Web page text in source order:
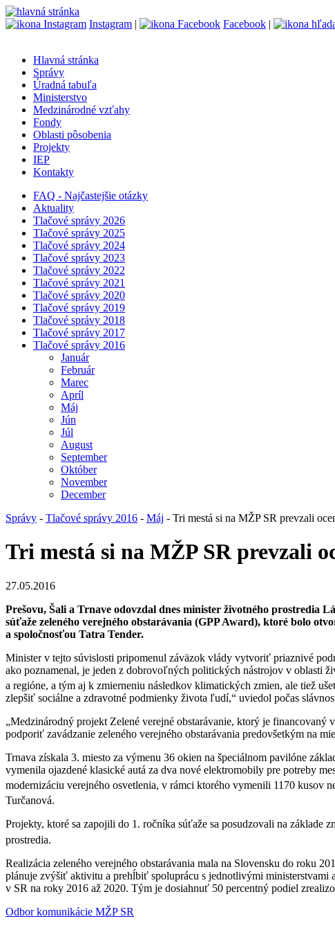
Instagram | Facebook |
Hlavná stránka
Správy
Úradná tabuľa
Ministerstvo
Medzinárodné vzťahy
Fondy
Oblasti pôsobenia
Projekty
IEP
Kontakty
FAQ - Najčastejšie otázky
Aktuality
Tlačové správy 2026
Tlačové správy 2025
Tlačové správy 2024
Tlačové správy 2023
Tlačové správy 2022
Tlačové správy 2021
Tlačové správy 2020
Tlačové správy 2019
Tlačové správy 2018
Tlačové správy 2017
Tlačové správy 2016
Január
Február
Marec
Apríl
Máj
Jún
Júl
August
September
Október
November
December
Správy - Tlačové správy 2016 - Máj - Tri mestá si na MŽP SR prevzali
Tri mestá si na MŽP SR prevzali
27.05.2016
Prešovu, Šali a Trnave odovzdal dnes minister životného prostredia
súťaže zeleného verejného obstarávania (GPP Award), ktoré bolo
a spoločnosťou Tatra Tender.
Minister v tejto súvislosti pripomenul záväzok vlády vytvoriť priaznivé
ako poznamenal, je jeden z dobrovoľných politických nástrojov v oblasti
a regióne, a tým aj k zmierneniu následkov klimatických zmien, ale tiež
zlepšiť sociálne a zdravotné podmienky života ľudí,“ uviedol počas
„Medzinárodný projekt Zelené verejné obstarávanie, ktorý je
podporiť zavádzanie zeleného verejného obstarávania predovšetkým na
Trnava získala 3. miesto za výmenu 36 okien na špeciálnom pavilóne
vymenila ojazdené klasické autá za dva nové elektromobily pre potreby
modernizáciu verejného osvetlenia, v rámci ktorého vymenili 1170 kusov
Turčanová.
Projekty, ktoré sa zapojili do 1. ročníka súťaže sa posudzovali na základe
prostredia.
Realizácia zeleného verejného obstarávania mala na Slovensku do roku
plánuje zvýšiť aktivitu a prehĺbiť spoluprácu s jednotlivými
v SR na roky 2016 až 2020. Tým je dosiahnuť 50 percentný podiel
Odbor komunikácie MŽP SR